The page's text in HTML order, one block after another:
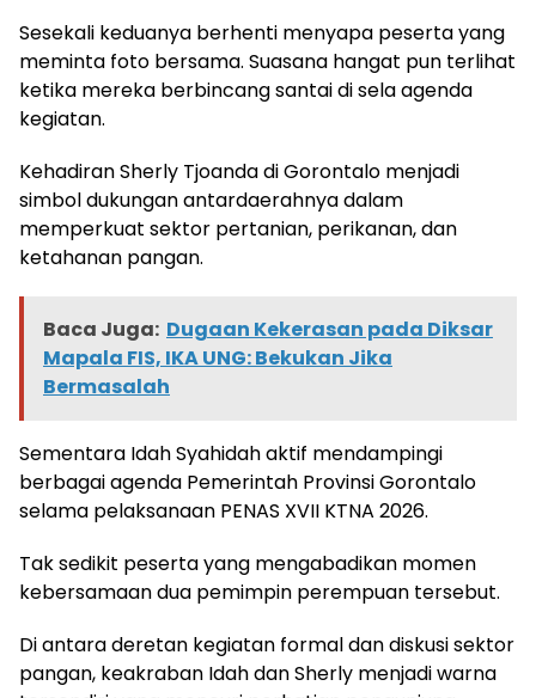
Sesekali keduanya berhenti menyapa peserta yang
meminta foto bersama. Suasana hangat pun terlihat
ketika mereka berbincang santai di sela agenda
kegiatan.
Kehadiran Sherly Tjoanda di Gorontalo menjadi
simbol dukungan antardaerahnya dalam
memperkuat sektor pertanian, perikanan, dan
ketahanan pangan.
Baca Juga: Dugaan Kekerasan pada Diksar
Mapala FIS, IKA UNG: Bekukan Jika
Bermasalah
Sementara Idah Syahidah aktif mendampingi
berbagai agenda Pemerintah Provinsi Gorontalo
selama pelaksanaan PENAS XVII KTNA 2026.
Tak sedikit peserta yang mengabadikan momen
kebersamaan dua pemimpin perempuan tersebut.
Di antara deretan kegiatan formal dan diskusi sektor
pangan, keakraban Idah dan Sherly menjadi warna